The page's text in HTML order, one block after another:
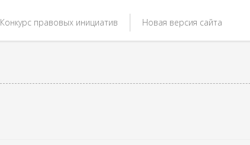
Конкурс правовых инициатив Новая версия сайта